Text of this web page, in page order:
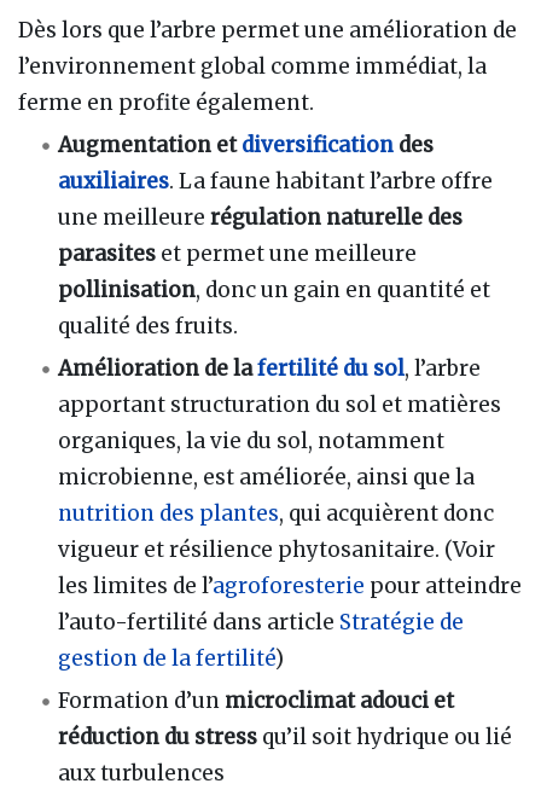
Dès lors que l’arbre permet une amélioration de
l’environnement global comme immédiat, la
ferme en profite également.
Augmentation etdiversification des
auxiliaires. La faune habitant l’arbre offre
une meilleurerégulation naturelle des
parasites et permet une meilleure
pollinisation, donc un gain en quantité et
qualité des fruits.
Amélioration de lafertilité du sol, l’arbre
apportant structuration du sol et matières
organiques, la vie du sol, notamment
microbienne, est améliorée, ainsi que la
nutrition des plantes, qui acquièrent donc
vigueur et résilience phytosanitaire. (Voir
les limites de l’agroforesterie pour atteindre
l’auto-fertilité dans article Stratégie de
gestion de la fertilité)
Formation d’un microclimat adouci et
réduction du stress qu’il soit hydrique ou lié
aux turbulences